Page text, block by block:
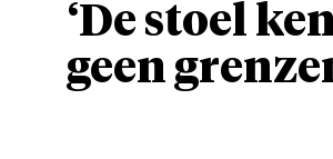
‘De stoel
geen